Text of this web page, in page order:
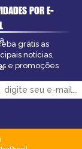
POR E-
grátis as
notícias,
e promoções